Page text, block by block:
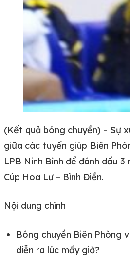
(Kết quả bóng chuyền) – Sự
giữa các tuyến giúp Biên
LPB Ninh Bình để đánh dấu
Cúp Hoa Lư – Bình Điền.
Nội dung chính
Bóng chuyền Biên Phòng
diễn ra lúc mấy giờ?